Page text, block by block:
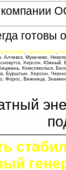
компании
готовы
, Карта сайта,
Алчевск, Мукачево,
Херсон,
Комсомольск,
Бурштын, Херсон,
Форос, Вижница,